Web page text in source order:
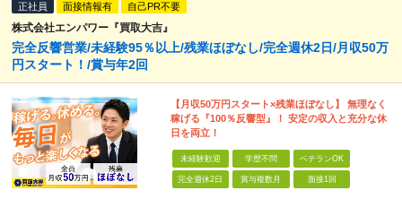
正社員 面接情報有 自己PR不要
株式会社エンパワー『買取大吉』
完全反響営業/未経験95％以上/残業ほぼなし/完全週休2日/月収50万
円スタート！/賞与年2回
【月収50万円スタート×残業ほぼなし】 無理なく
稼げる『100％反響型』！ 安定の収入と充分な休
日を両立！
未経験歓迎 学歴不問 ベテランOK
完全週休2日 賞与複数月 面接1回